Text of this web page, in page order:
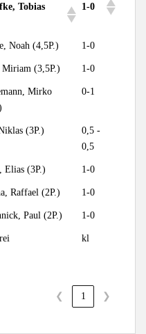
Tobias
1-0
Noah (4,5P.) 1-0
Miriam (3,5P.) 1-0
Mirko
0-1
(3P.)
0,5 -
0,5
Elias (3P.) 1-0
Raffael (2P.) 1-0
Paul (2P.) 1-0
kl
❮ 1 ❯